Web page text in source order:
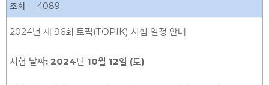
조회 4089
2024년 제 96회 토픽(TOPIK) 시험 일정 안내
시험 날짜: 2024년 10월 12일 (토)